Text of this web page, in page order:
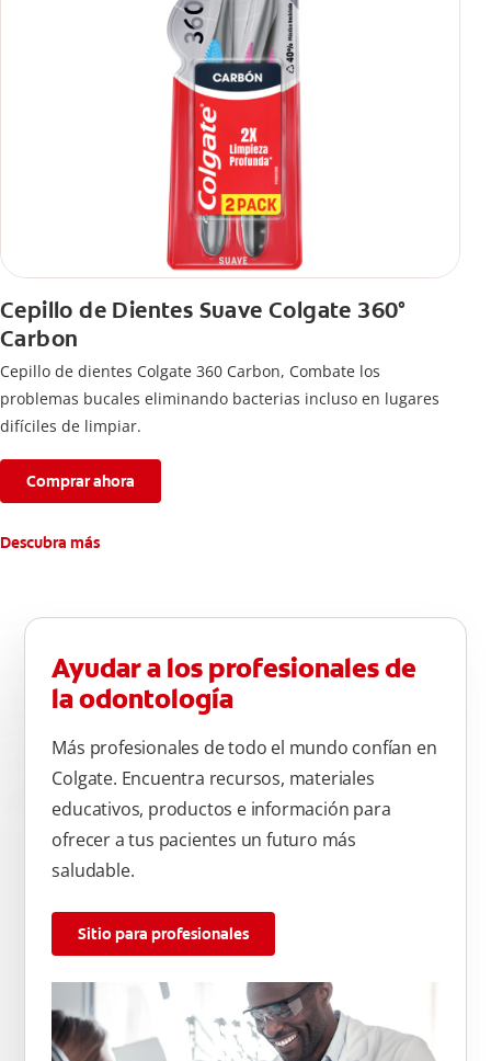
Cepillo de Dientes Suave Colgate 360°
Carbon
Cepillo de dientes Colgate 360 ​​Carbon, Combate los
problemas bucales eliminando bacterias incluso en lugares
difíciles de limpiar.
Comprar ahora
Descubra más
Ayudar a los profesionales de
la odontología
Más profesionales de todo el mundo confían en
Colgate. Encuentra recursos, materiales
educativos, productos e información para
ofrecer a tus pacientes un futuro más
saludable.
Sitio para profesionales